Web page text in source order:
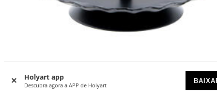
Holyart app
Descubra agora a APP de Holyart
-17%